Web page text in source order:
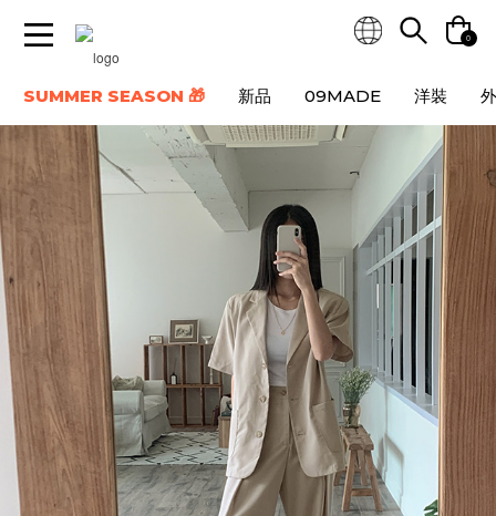
0
SUMMER SEASON 🎁 新品 09MADE 洋裝